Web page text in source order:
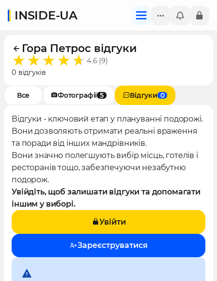
INSIDE-UA
Гора Петрос відгуки
4.6 (9)
0 відгуків
Все Фотографії 5 Відгуки 0
Відгуки - ключовий етап у плануванні подорожі.
Вони дозволяють отримати реальні враження
та поради від інших мандрівників.
Вони значно полегшують вибір місць, готелів і
ресторанів тощо, забезпечуючи незабутню
подорож.
Увійдіть, щоб залишати відгуки та допомагати
іншим у виборі.
Увійти
Зареєструватися